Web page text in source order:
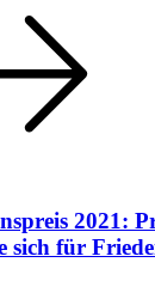
2021:
für